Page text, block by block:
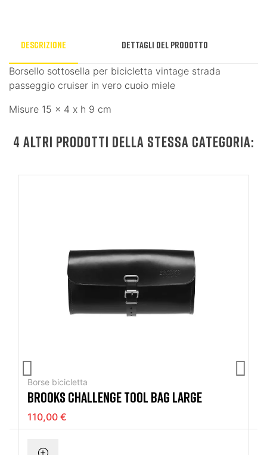
Descrizione Dettagli del prodotto
Borsello sottosella per bicicletta vintage strada
passeggio cruiser in vero cuoio miele
Misure 15 x 4 x h 9 cm
4 ALTRI PRODOTTI DELLA STESSA CATEGORIA:
Borse bicicletta
BROOKS CHALLENGE TOOL BAG LARGE
110,00 €